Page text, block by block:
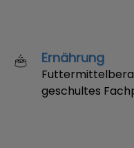
Ernährung
geschultes